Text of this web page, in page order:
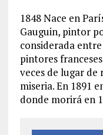
1848 Nace en
Gauguin, pintor
considerada
pintores
veces de lugar de
miseria. En 1891
donde morirá en